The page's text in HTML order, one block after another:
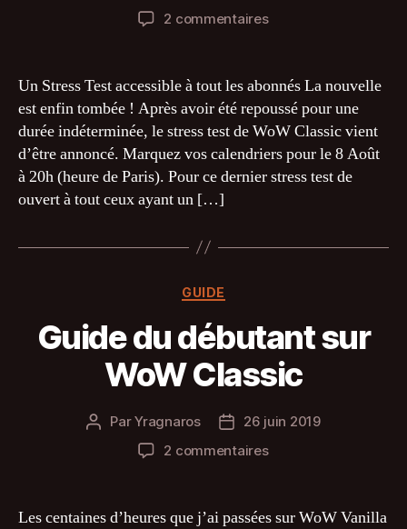
2 commentairessur
WoW
Européen
Un Stress Test accessible à tout les abonnés La nouvelle
est enfin tombée ! Après avoir été repoussé pour une
durée indéterminée, le stress test de WoW Classic vient
d’être annoncé. Marquez vos calendriers pour le 8 Août
à 20h (heure de Paris). Pour ce dernier stress test de
ouvert à tout ceux ayant un […]
Catégories
GUIDE
Guide du débutant sur
WoW Classic
Auteur
ParYragnaros
Date
de
26 juin 2019
2 commentairessur
débutant
Les centaines d’heures que j’ai passées sur WoW Vanilla